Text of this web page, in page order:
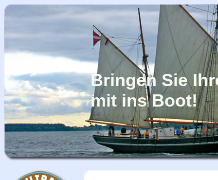
Bringen Sie
mit ins Boot!